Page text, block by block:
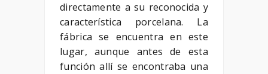
directamente a su reconocida y
característica porcelana. La
fábrica se encuentra en este
lugar, aunque antes de esta
función allí se encontraba una